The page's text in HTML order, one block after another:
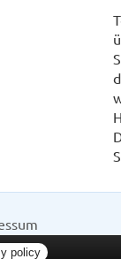
policy